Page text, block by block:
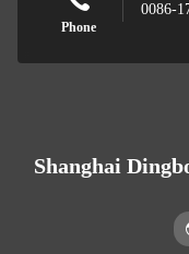
Phone
0086-
Shanghai